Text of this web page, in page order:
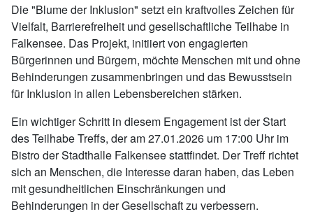
Die "Blume der Inklusion" setzt ein kraftvolles Zeichen für
Vielfalt, Barrierefreiheit und gesellschaftliche Teilhabe in
Falkensee. Das Projekt, initiiert von engagierten
Bürgerinnen und Bürgern, möchte Menschen mit und ohne
Behinderungen zusammenbringen und das Bewusstsein
für Inklusion in allen Lebensbereichen stärken.
Ein wichtiger Schritt in diesem Engagement ist der Start
des Teilhabe Treffs, der am 27.01.2026 um 17:00 Uhr im
Bistro der Stadthalle Falkensee stattfindet. Der Treff richtet
sich an Menschen, die Interesse daran haben, das Leben
mit gesundheitlichen Einschränkungen und
Behinderungen in der Gesellschaft zu verbessern.